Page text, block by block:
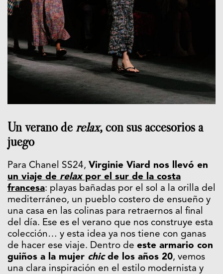
Un verano de relax, con sus accesorios a
juego
Para Chanel SS24, Virginie Viard nos llevó en
un viaje de relaxpor el sur de la costa
francesa: playas bañadas por el sol a la orilla del
mediterráneo, un pueblo costero de ensueño y
una casa en las colinas para retraernos al final
del día. Ese es el verano que nos construye esta
colección… y esta idea ya nos tiene con ganas
de hacer ese viaje. Dentro de este armario con
guiños a la mujer chicde los años 20, vemos
una clara inspiración en el estilo modernista y